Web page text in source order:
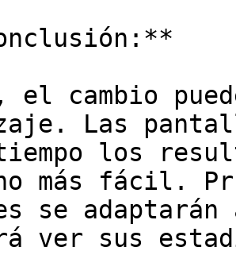
el cambio
Las
los
más fácil.
se